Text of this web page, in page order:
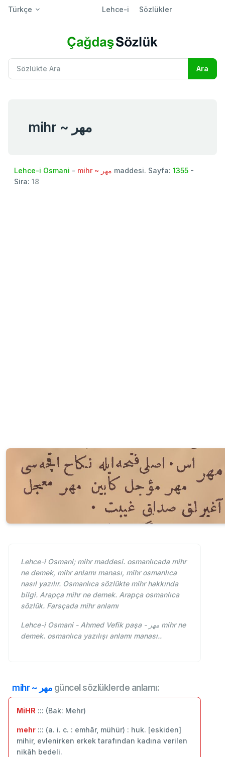
Türkçe Lehce-i Sözlükler
mihr ~ مهر
Lehce-i Osmani - mihr ~ مهر maddesi. Sayfa: 1355 -
Sira: 18
Lehce-i Osmani; mihr maddesi. osmanlıcada mihr
ne demek, mihr anlamı manası, mihr osmanlıca
nasıl yazılır. Osmanlıca sözlükte mihr hakkında
bilgi. Arapça mihr ne demek. Arapça osmanlıca
sözlük. Farsçada mihr anlamı
Lehce-i Osmani - Ahmed Vefik paşa - مهر mihr ne
demek. osmanlıca yazılışı anlamı manası..
mihr ~ مهر güncel sözlüklerde anlamı:
MiHR ::: (Bak: Mehr)
mehr ::: (a. i. c. : emhâr, mühür) : huk. [eskiden]
mihir, evlenirken erkek tarafından kadına verilen
nikâh bedeli.